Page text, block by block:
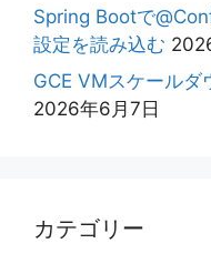
Spring Bootで
設定を読み込む
GCE VMスケール
2026年6月7日
カテゴリー